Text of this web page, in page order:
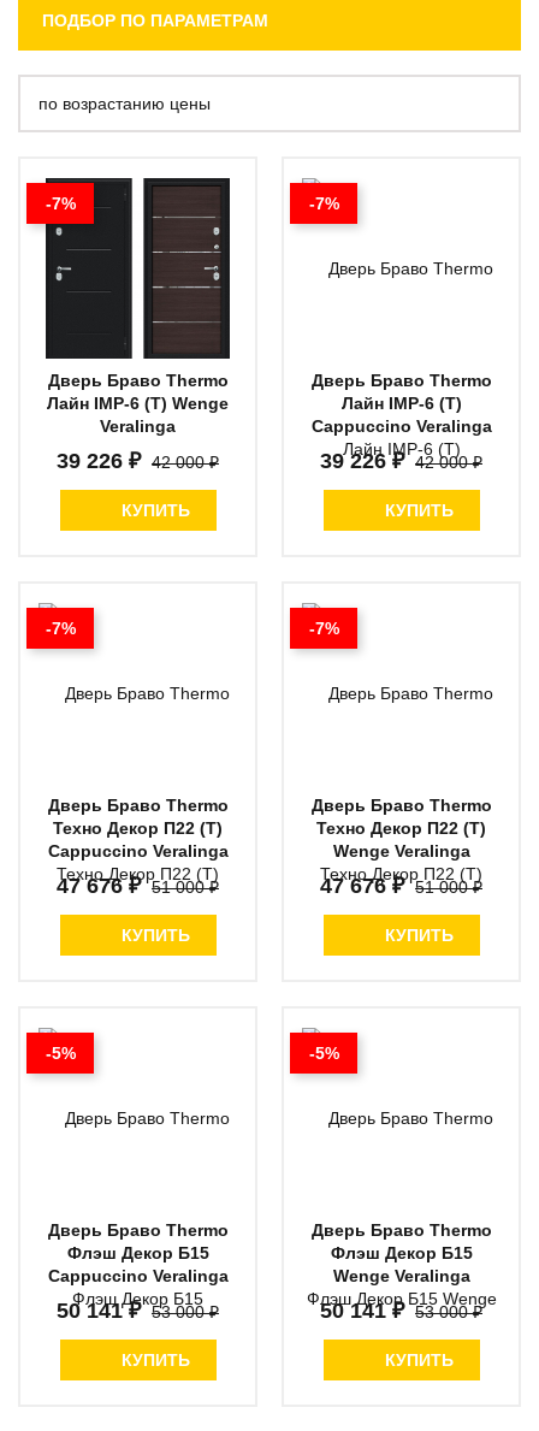
ПОДБОР ПО ПАРАМЕТРАМ
по возрастанию цены
-7%
Дверь Браво Thermo
Лайн IMP-6 (Т) Wenge
Veralinga
39 226 ₽ 42 000 ₽
КУПИТЬ
-7%
Дверь Браво Thermo
Лайн IMP-6 (Т)
Cappuccino Veralinga
39 226 ₽ 42 000 ₽
КУПИТЬ
-7%
Дверь Браво Thermo
Техно Декор П22 (Т)
Cappuccino Veralinga
47 676 ₽ 51 000 ₽
КУПИТЬ
-7%
Дверь Браво Thermo
Техно Декор П22 (Т)
Wenge Veralinga
47 676 ₽ 51 000 ₽
КУПИТЬ
-5%
Дверь Браво Thermo
Флэш Декор Б15
Cappuccino Veralinga
50 141 ₽ 53 000 ₽
КУПИТЬ
-5%
Дверь Браво Thermo
Флэш Декор Б15
Wenge Veralinga
50 141 ₽ 53 000 ₽
КУПИТЬ